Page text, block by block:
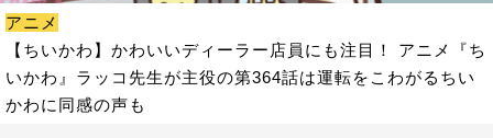
アニメ
【ちいかわ】かわいいディーラー店員にも注目！ アニメ『ち
いかわ』ラッコ先生が主役の第364話は運転をこわがるちい
かわに同感の声も